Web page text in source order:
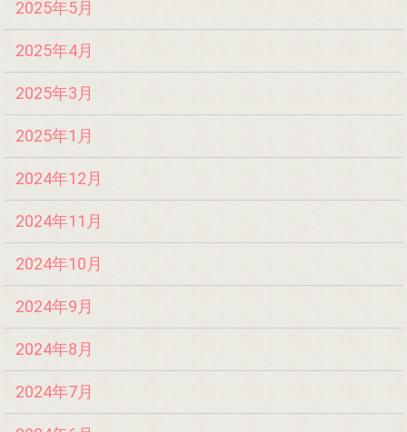
2025年5月
2025年4月
2025年3月
2025年1月
2024年12月
2024年11月
2024年10月
2024年9月
2024年8月
2024年7月